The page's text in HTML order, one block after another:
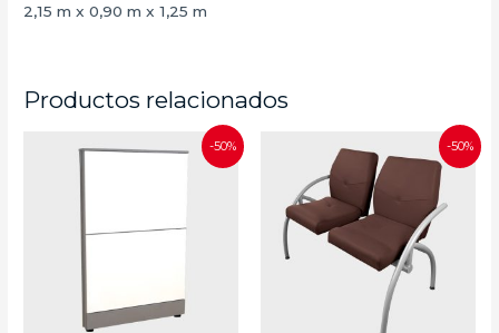
2,15 m x 0,90 m x 1,25 m
Productos relacionados
-50% -50%